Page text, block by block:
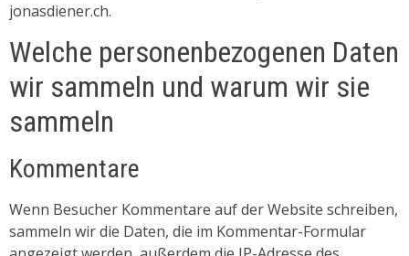
jonasdiener.ch.
Welche personenbezogenen Daten
wir sammeln und warum wir sie
sammeln
Kommentare
Wenn Besucher Kommentare auf der Website schreiben,
sammeln wir die Daten, die im Kommentar-Formular